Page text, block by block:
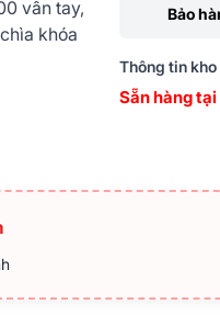
vân tay,
khóa
nối pin
2 tài
thông
Bảo
Thông tin kho
Sẵn hàng